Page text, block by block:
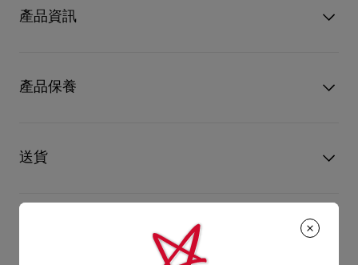
幼跟，營造出比實際高度更高的錯覺，並完美展示經典的Loubi紅
鞋底。這款高跟鞋配以大膽的尖鞋頭和軟墊鞋墊，並採用
產品資訊
顏色
白色
物料
漆皮
產品保養
革產品需要深層清潔或保養護理，我們也能為盡應所需，確保您
心儀的設計耐用經年。 請小心護理閃亮皮革產品，以免品質受
送貨
以 DHL Express 運送 - 送貨時間：3至 4個工作天
估計送貨時間按照加快處理訂單計算。